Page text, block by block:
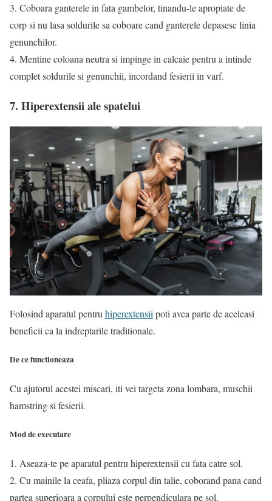
3. Coboara ganterele in fata gambelor, tinandu-le apropiate de
corp si nu lasa soldurile sa coboare cand ganterele depasesc linia
genunchilor.
4. Mentine coloana neutra si impinge in calcaie pentru a intinde
complet soldurile si genunchii, incordand fesierii in varf.
7. Hiperextensii ale spatelui
Folosind aparatul pentru hiperextensii poti avea parte de aceleasi
beneficii ca la indreptarile traditionale.
De ce functioneaza
Cu ajutorul acestei miscari, iti vei targeta zona lombara, muschii
hamstring si fesierii.
Mod de executare
1. Aseaza-te pe aparatul pentru hiperextensii cu fata catre sol.
2. Cu mainile la ceafa, pliaza corpul din talie, coborand pana cand
partea superioara a corpului este perpendiculara pe sol.